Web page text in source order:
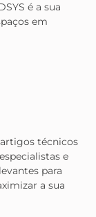
é a sua
em
técnicos
e
para
a sua